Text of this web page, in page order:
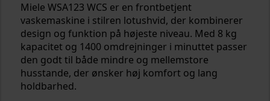
Miele WSA123 WCS er en frontbetjent
vaskemaskine i stilren lotushvid, der kombinerer
design og funktion på højeste niveau. Med 8 kg
kapacitet og 1400 omdrejninger i minuttet passer
den godt til både mindre og mellemstore
husstande, der ønsker høj komfort og lang
holdbarhed.